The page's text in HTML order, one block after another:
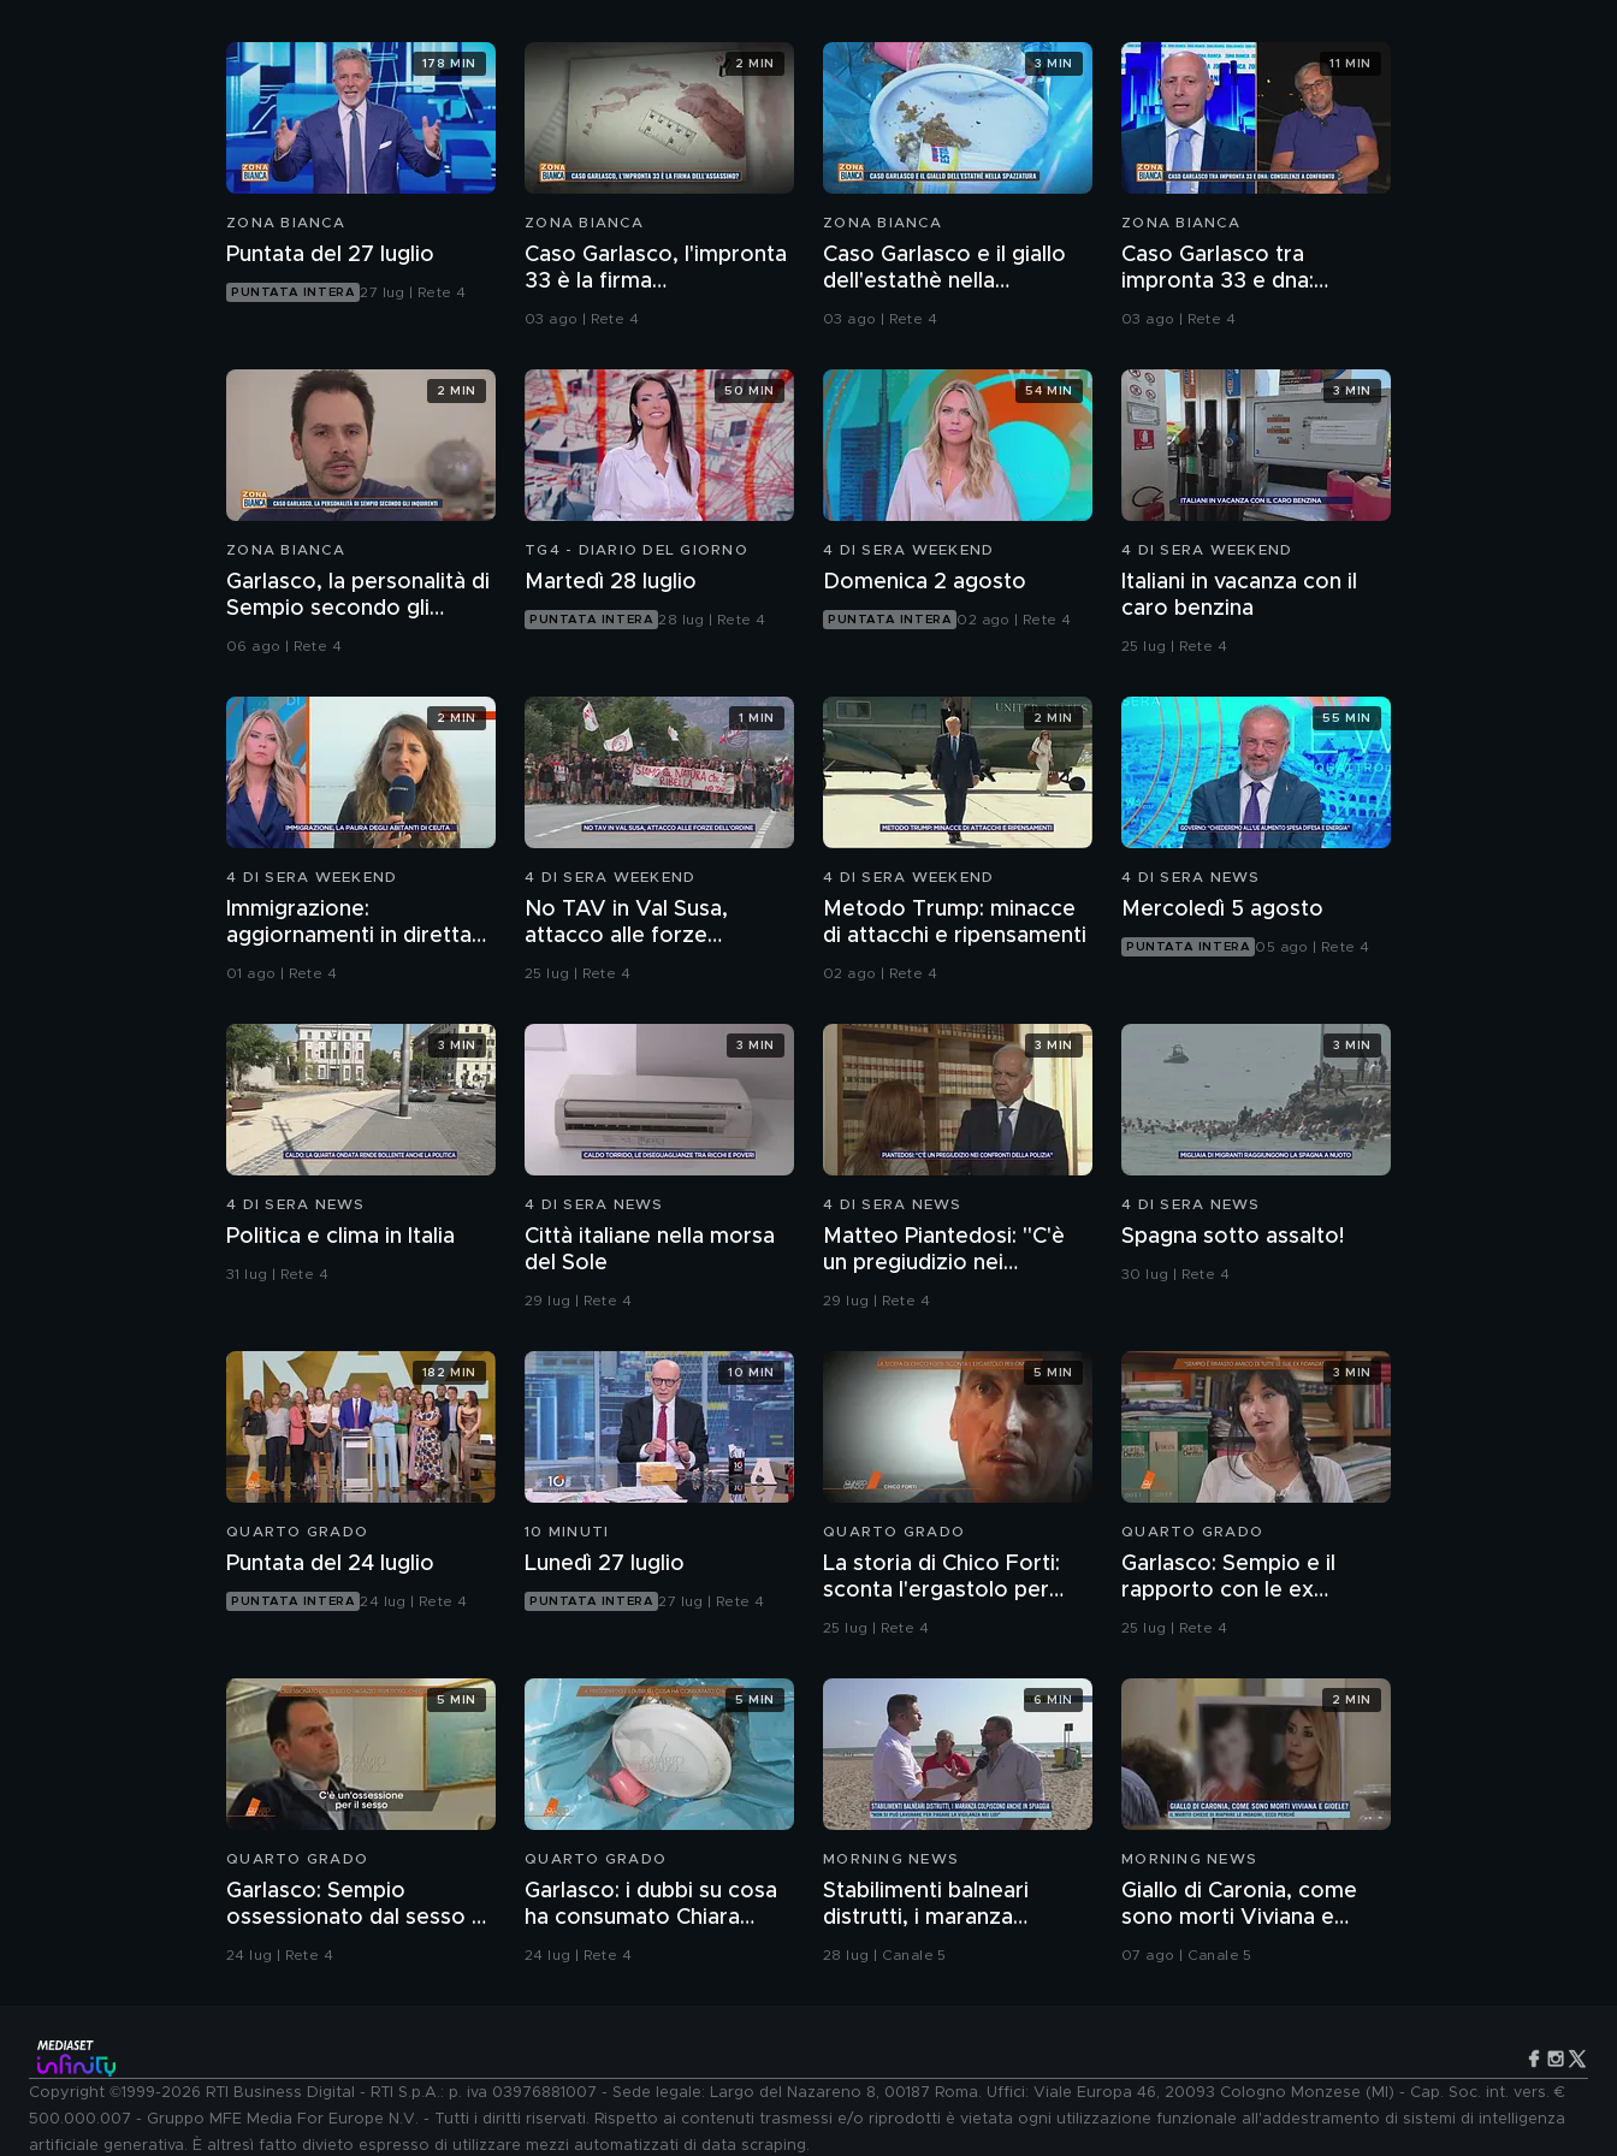
Lilly
Le nuove rivelazioni di
Fulvio
PROSSIMO VIDEO
Caso Ziliani, la mamma
di Mirto
"Non ho niente da dirvi,
dovete andarvene"
Caso Ziliani, il ruolo
ZONA BIANCA
Puntata del 27 luglio
PUNTATA INTERA 27 lug | Rete 4
178 MIN
ZONA BIANCA
Caso Garlasco, l'impronta
33 è la firma
dell'assassino?
03 ago | Rete 4
2 MIN
ZONA BIANCA
Caso Garlasco e il giallo
dell'estathè nella
spazzatura
03 ago | Rete 4
3 MIN
ZONA BIANCA
Caso Garlasco tra
impronta 33 e dna:
consulenze a confronto
03 ago | Rete 4
11 MIN
ZONA BIANCA
Garlasco, la personalità di
Sempio secondo gli
inquirenti
06 ago | Rete 4
2 MIN
TG4 - DIARIO DEL GIORNO
Martedì 28 luglio
PUNTATA INTERA 28 lug | Rete 4
50 MIN
4 DI SERA WEEKEND
Domenica 2 agosto
PUNTATA INTERA 02 ago | Rete 4
54 MIN
4 DI SERA WEEKEND
Italiani in vacanza con il
caro benzina
25 lug | Rete 4
3 MIN
4 DI SERA WEEKEND
Immigrazione:
aggiornamenti in diretta
da Ceuta
01 ago | Rete 4
2 MIN
4 DI SERA WEEKEND
No TAV in Val Susa,
attacco alle forze
dell'ordine
25 lug | Rete 4
1 MIN
4 DI SERA WEEKEND
Metodo Trump: minacce
di attacchi e ripensamenti
02 ago | Rete 4
2 MIN
4 DI SERA NEWS
Mercoledì 5 agosto
PUNTATA INTERA 05 ago | Rete 4
55 MIN
4 DI SERA NEWS
Politica e clima in Italia
31 lug | Rete 4
3 MIN
4 DI SERA NEWS
Città italiane nella morsa
del Sole
29 lug | Rete 4
3 MIN
4 DI SERA NEWS
Matteo Piantedosi: "C'è
un pregiudizio nei
confronti della polizia"
29 lug | Rete 4
3 MIN
4 DI SERA NEWS
Spagna sotto assalto!
30 lug | Rete 4
3 MIN
QUARTO GRADO
Puntata del 24 luglio
PUNTATA INTERA 24 lug | Rete 4
182 MIN
10 MINUTI
Lunedì 27 luglio
PUNTATA INTERA 27 lug | Rete 4
10 MIN
QUARTO GRADO
La storia di Chico Forti:
sconta l'ergastolo per
omicidio
25 lug | Rete 4
5 MIN
QUARTO GRADO
Garlasco: Sempio e il
rapporto con le ex
fidanzate
25 lug | Rete 4
3 MIN
QUARTO GRADO
Garlasco: Sempio
ossessionato dal sesso o
ragazzo rispettoso?
24 lug | Rete 4
5 MIN
QUARTO GRADO
Garlasco: i dubbi su cosa
ha consumato Chiara
Poggi
24 lug | Rete 4
5 MIN
MORNING NEWS
Stabilimenti balneari
distrutti, i maranza
colpiscono anche in
28 lug | Canale 5
6 MIN
MORNING NEWS
Giallo di Caronia, come
sono morti Viviana e
Gioele?
07 ago | Canale 5
2 MIN
Copyright ©1999-2026 RTI Business Digital - RTI S.p.A.: p. iva 03976881007 - Sede legale: Largo del Nazareno 8, 00187 Roma. Uffici: Viale Europa 46, 20093 Cologno Monzese (MI) - Cap. Soc. int. vers. €
500.000.007 - Gruppo MFE Media For Europe N.V. - Tutti i diritti riservati. Rispetto ai contenuti trasmessi e/o riprodotti è vietata ogni utilizzazione funzionale all'addestramento di sistemi di intelligenza
artificiale generativa. È altresì fatto divieto espresso di utilizzare mezzi automatizzati di data scraping.